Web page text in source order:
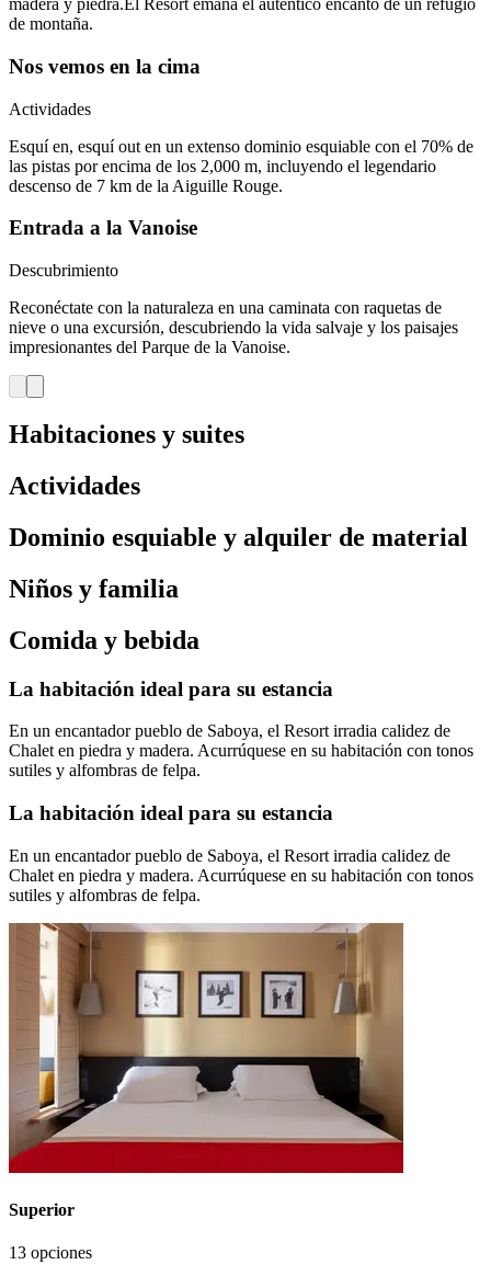
madera y piedra.El Resort emana el auténtico encanto de un refugio
de montaña.
Nos vemos en la cima
Actividades
Esquí en, esquí out en un extenso dominio esquiable con el 70% de
las pistas por encima de los 2,000 m, incluyendo el legendario
descenso de 7 km de la Aiguille Rouge.
Entrada a la Vanoise
Descubrimiento
Reconéctate con la naturaleza en una caminata con raquetas de
nieve o una excursión, descubriendo la vida salvaje y los paisajes
impresionantes del Parque de la Vanoise.
Habitaciones y suites
Actividades
Dominio esquiable y alquiler de material
Niños y familia
Comida y bebida
La habitación ideal para su estancia
En un encantador pueblo de Saboya, el Resort irradia calidez de
Chalet en piedra y madera. Acurrúquese en su habitación con tonos
sutiles y alfombras de felpa.
La habitación ideal para su estancia
En un encantador pueblo de Saboya, el Resort irradia calidez de
Chalet en piedra y madera. Acurrúquese en su habitación con tonos
sutiles y alfombras de felpa.
Superior
13 opciones